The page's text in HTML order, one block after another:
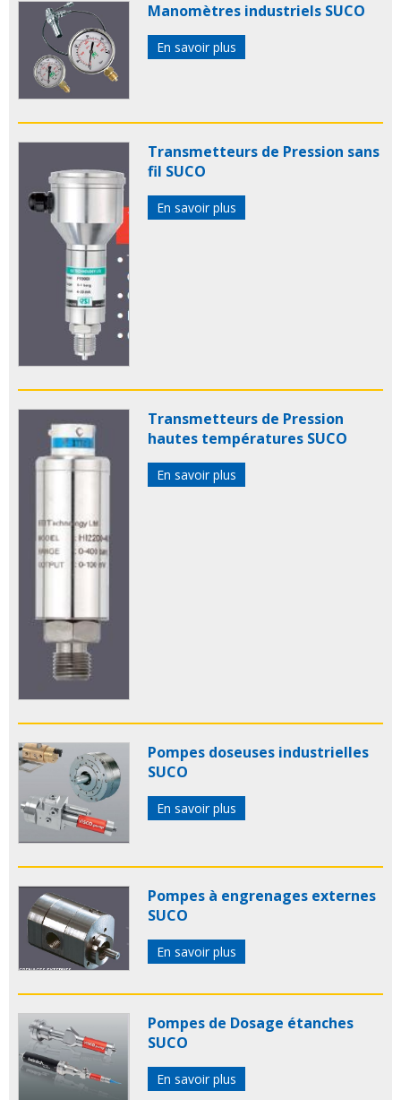
Manomètres industriels SUCO
En savoir plus
Transmetteurs de Pression sans
fil SUCO
En savoir plus
Transmetteurs de Pression
hautes températures SUCO
En savoir plus
Pompes doseuses industrielles
SUCO
En savoir plus
Pompes à engrenages externes
SUCO
En savoir plus
Pompes de Dosage étanches
SUCO
En savoir plus